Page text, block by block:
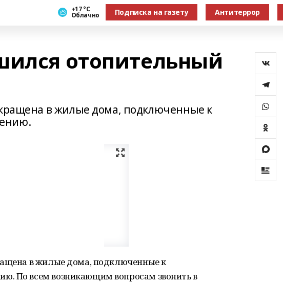
+17 °С
Облачно Подписка на газету Антитеррор
отопительный
в жилые дома, подключенные к
в жилые дома, подключенные к
По всем возникающим вопросам звонить в